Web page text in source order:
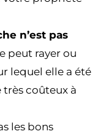
n’est pas
peut rayer ou
lequel elle a été
coûteux à
les bons